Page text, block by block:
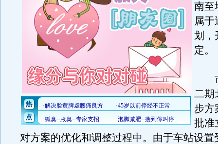
南至
属于
划，
定。
市
二期
步方
批准
对方案的优化和调整过程中。由于车站设置